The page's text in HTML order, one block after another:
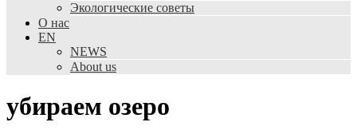
Экологические советы
О нас
EN
NEWS
About us
убираем озеро